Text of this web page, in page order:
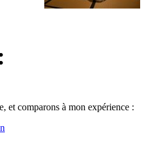
et comparons à mon expérience :